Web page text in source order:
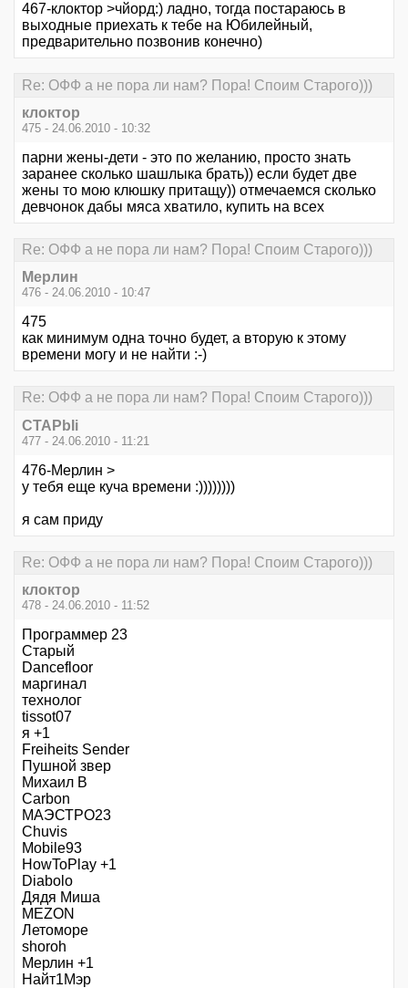
467-клоктор >чйорд:) ладно, тогда постараюсь в
выходные приехать к тебе на Юбилейный,
предварительно позвонив конечно)
Re: ОФФ а не пора ли нам? Пора! Споим Старого)))
клоктор
475 - 24.06.2010 - 10:32
парни жены-дети - это по желанию, просто знать
заранее сколько шашлыка брать)) если будет две
жены то мою клюшку притащу)) отмечаемся сколько
девчонок дабы мяса хватило, купить на всех
Re: ОФФ а не пора ли нам? Пора! Споим Старого)))
Мерлин
476 - 24.06.2010 - 10:47
475
как минимум одна точно будет, а вторую к этому
времени могу и не найти :-)
Re: ОФФ а не пора ли нам? Пора! Споим Старого)))
CTAPbIi
477 - 24.06.2010 - 11:21
476-Мерлин >
у тебя еще куча времени :))))))))
я сам приду
Re: ОФФ а не пора ли нам? Пора! Споим Старого)))
клоктор
478 - 24.06.2010 - 11:52
Программер 23
Старый
Dancefloor
маргинал
технолог
tissot07
я +1
Freiheits Sender
Пушной звер
Михаил В
Carbon
МАЭСТРО23
Chuvis
Mobile93
HowToPlay +1
Diabolo
Дядя Миша
MEZON
Летоморе
shoroh
Мерлин +1
Найт1Мэр